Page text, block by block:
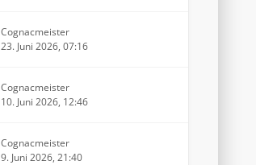
Cognacmeister
23. Juni 2026, 07:16
Cognacmeister
10. Juni 2026, 12:46
Cognacmeister
9. Juni 2026, 21:40